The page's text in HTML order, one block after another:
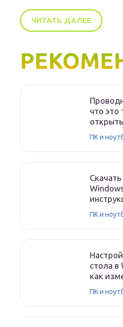
ЧИТАТЬ ДАЛЕЕ
что это
открыть
ПК и
ПК и
стола
как
ПК и